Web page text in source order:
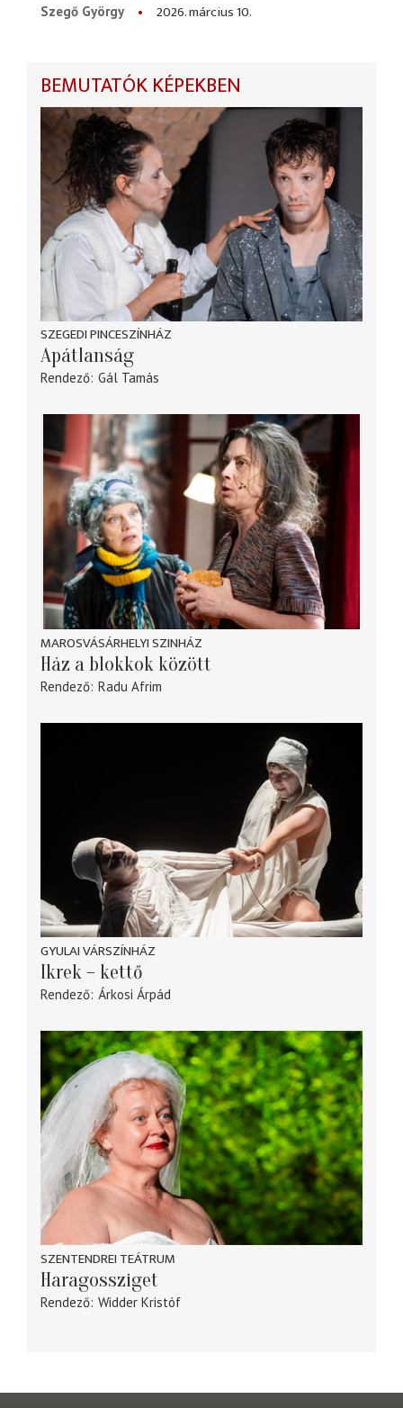
Szegő György
2026. március 10.
BEMUTATÓK KÉPEKBEN
SZEGEDI PINCESZÍNHÁZ
Apátlanság
Rendező Gál Tamás
MAROSVÁSÁRHELYI SZINHÁZ
Ház a blokkok között
Rendező Radu Afrim
GYULAI VÁRSZÍNHÁZ
Ikrek – kettő
Rendező Árkosi Árpád
SZENTENDREI TEÁTRUM
Haragossziget
Rendező Widder Kristóf